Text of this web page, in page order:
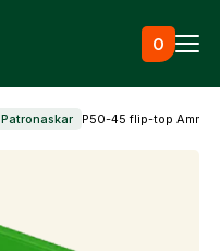
0
Patronaskar P50-45 flip-top